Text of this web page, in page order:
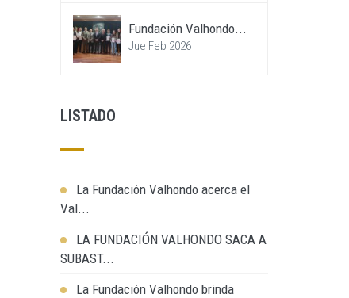
Fundación Valhondo...
Jue Feb 2026
LISTADO
La Fundación Valhondo acerca el
Val...
LA FUNDACIÓN VALHONDO SACA A
SUBAST...
La Fundación Valhondo brinda